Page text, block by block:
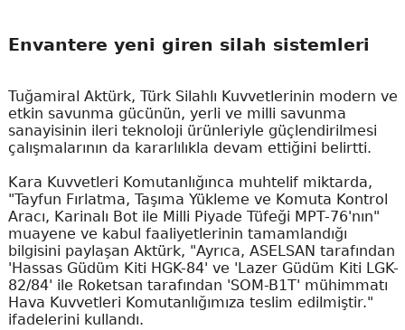
Envantere yeni giren silah sistemleri
Tuğamiral Aktürk, Türk Silahlı Kuvvetlerinin modern ve
etkin savunma gücünün, yerli ve milli savunma
sanayisinin ileri teknoloji ürünleriyle güçlendirilmesi
çalışmalarının da kararlılıkla devam ettiğini belirtti.
Kara Kuvvetleri Komutanlığınca muhtelif miktarda,
"Tayfun Fırlatma, Taşıma Yükleme ve Komuta Kontrol
Aracı, Karinalı Bot ile Milli Piyade Tüfeği MPT-76'nın"
muayene ve kabul faaliyetlerinin tamamlandığı
bilgisini paylaşan Aktürk, "Ayrıca, ASELSAN tarafından
'Hassas Güdüm Kiti HGK-84' ve 'Lazer Güdüm Kiti LGK-
82/84' ile Roketsan tarafından 'SOM-B1T' mühimmatı
Hava Kuvvetleri Komutanlığımıza teslim edilmiştir."
ifadelerini kullandı.